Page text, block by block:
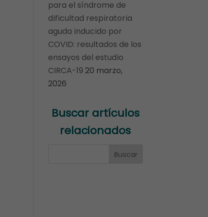
para el síndrome de
dificultad respiratoria
aguda inducido por
COVID: resultados de los
ensayos del estudio
CIRCA-19 20 marzo,
2026
Buscar artículos
relacionados